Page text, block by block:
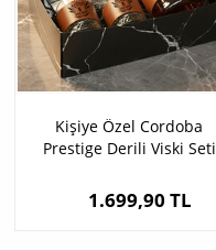
Kişiye Özel Cordoba
Prestige Derili Viski Seti
1.699,90 TL